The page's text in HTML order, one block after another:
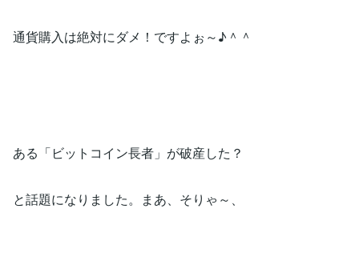
通貨購入は絶対にダメ！ですよぉ～♪＾＾
ある「ビットコイン長者」が破産した？
と話題になりました。まあ、そりゃ～、